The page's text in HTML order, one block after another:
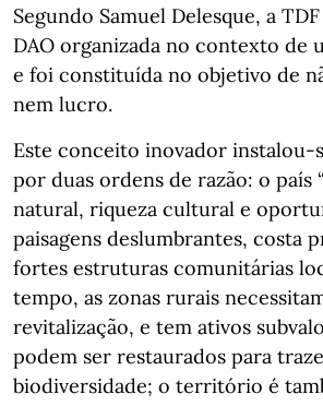
Segundo Samuel Delesque, a
DAO organizada no contexto de
e foi constituída no objetivo de
nem lucro.
Este conceito inovador instalou-
por duas ordens de razão: o país
natural, riqueza cultural e
paisagens deslumbrantes, costa
fortes estruturas comunitárias
tempo, as zonas rurais
revitalização, e tem ativos
podem ser restaurados para
biodiversidade; o território é